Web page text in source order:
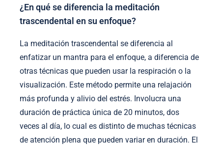
¿En qué se diferencia la meditación
trascendental en su enfoque?
La meditación trascendental se diferencia al
enfatizar un mantra para el enfoque, a diferencia de
otras técnicas que pueden usar la respiración o la
visualización. Este método permite una relajación
más profunda y alivio del estrés. Involucra una
duración de práctica única de 20 minutos, dos
veces al día, lo cual es distinto de muchas técnicas
de atención plena que pueden variar en duración. El